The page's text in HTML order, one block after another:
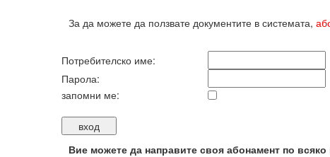
За да можете да ползвате документите в системата,
Потребителско име:
Парола:
запомни ме:
Вие можете да направите своя абонамент по всяко